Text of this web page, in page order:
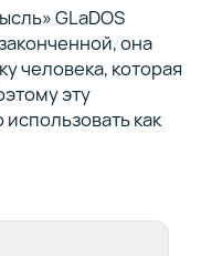
GLaDOS
она
человека, которая
эту
как